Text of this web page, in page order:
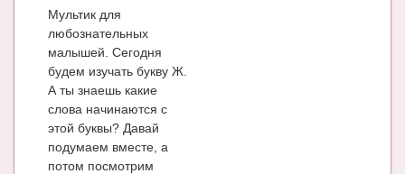
Полезные ссылки
Опросы
НОВОСТИ ЛОПОТУНА
Блог Администратора
О проекте
Мультик для
любознательных
малышей. Сегодня
будем изучать букву Ж.
А ты знаешь какие
слова начинаются с
этой буквы? Давай
подумаем вместе, а
потом посмотрим